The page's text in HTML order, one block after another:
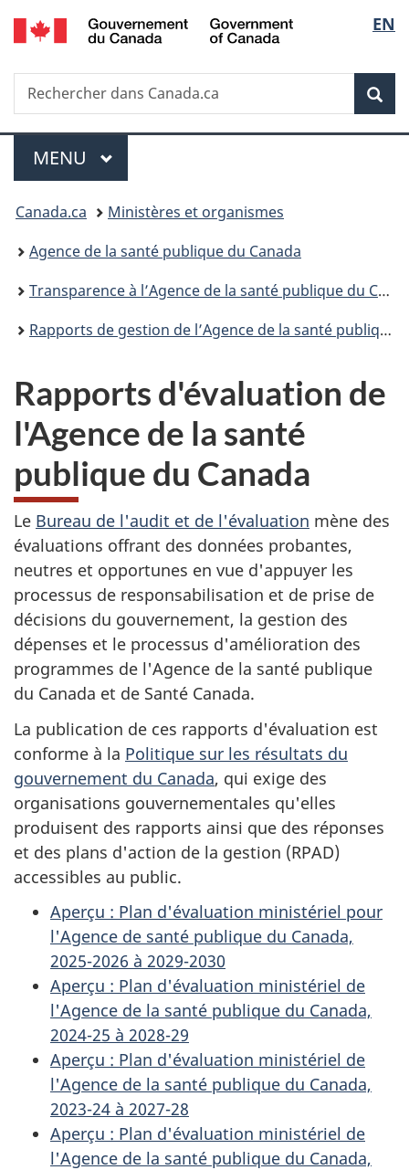
Passer
au
principal
Passer
à
Au
du
Passer
à
version
simplifiée
de
la
EN
Recherche
Rechercher
dans
Menu
MENU PRINCIPAL
Vous
êtes
ici :
Canada.ca
Ministères et organismes
Agence de la santé publique du Canada
Transparence à l’Agence de la santé publique du Canada
Rapports de gestion de l’Agence de la santé publique du Canada
Rapports d'évaluation de
l'Agence de la santé
publique du Canada
Le Bureau de l'audit et de l'évaluation mène des
évaluations offrant des données probantes,
neutres et opportunes en vue d'appuyer les
processus de responsabilisation et de prise de
décisions du gouvernement, la gestion des
dépenses et le processus d'amélioration des
programmes de l'Agence de la santé publique
du Canada et de Santé Canada.
La publication de ces rapports d'évaluation est
conforme à la Politique sur les résultats du
gouvernement du Canada, qui exige des
organisations gouvernementales qu'elles
produisent des rapports ainsi que des réponses
et des plans d'action de la gestion (RPAD)
accessibles au public.
Aperçu : Plan d'évaluation ministériel pour
l'Agence de santé publique du Canada,
2025-2026 à 2029-2030
Aperçu : Plan d'évaluation ministériel de
l'Agence de la santé publique du Canada,
2024-25 à 2028-29
Aperçu : Plan d'évaluation ministériel de
l'Agence de la santé publique du Canada,
2023-24 à 2027-28
Aperçu : Plan d'évaluation ministériel de
l'Agence de la santé publique du Canada,